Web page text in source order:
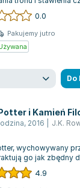
w decydującym
0.0
Pakujemy jutro
Do
i Kamień
, 2016 J.K.
wychowywany
go jak zbędny
lat musi
4.9